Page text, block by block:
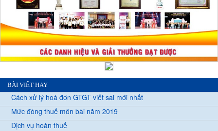
BÀI VIẾT HAY
Cách xử lý hoá đơn GTGT viết sai mới nhất
Mức đóng thuế môn bài năm 2019
Dịch vụ hoàn thuế